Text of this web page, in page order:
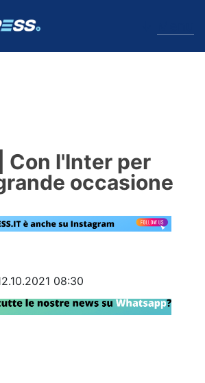
Con l'Inter per
occasione
08:30